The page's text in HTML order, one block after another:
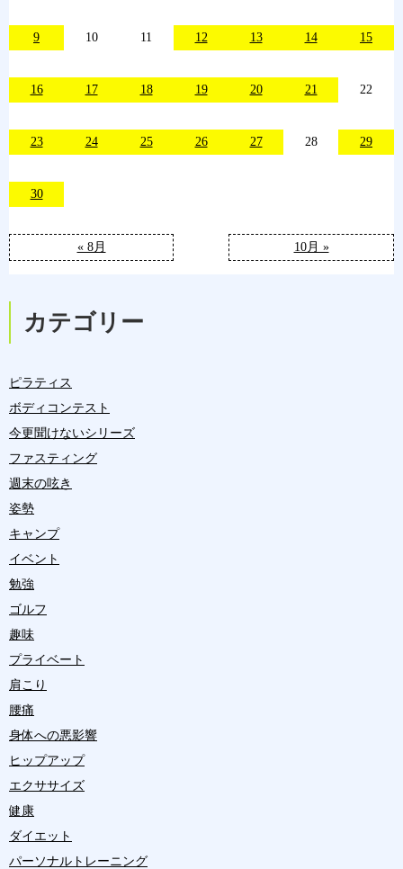
« 8月 10月 »
9 10 11 12 13 14 15
16 17 18 19 20 21 22
23 24 25 26 27 28 29
30
カテゴリー
ピラティス
ボディコンテスト
今更聞けないシリーズ
ファスティング
週末の呟き
姿勢
キャンプ
イベント
勉強
ゴルフ
趣味
プライベート
肩こり
腰痛
身体への悪影響
ヒップアップ
エクササイズ
健康
ダイエット
パーソナルトレーニング